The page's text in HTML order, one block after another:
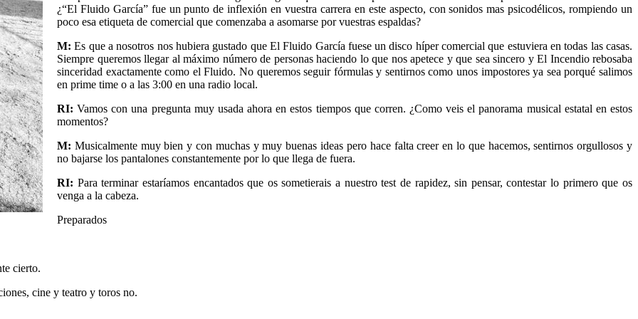
¿“El Fluido García” fue un punto de inflexión en vuestra carrera en este aspecto, con sonidos mas psicodélicos, rompiendo un
poco esa etiqueta de comercial que comenzaba a asomarse por vuestras espaldas?
M:Es que a nosotros nos hubiera gustado que El Fluido García fuese un disco híper comercial que estuviera en todas las casas.
Siempre queremos llegar al máximo número de personas haciendo lo que nos apetece y que sea sincero y El Incendio rebosaba
sinceridad exactamente como el Fluido. No queremos seguir fórmulas y sentirnos como unos impostores ya sea porqué salimos
en prime time o a las 3:00 en una radio local.
RI:Vamos con una pregunta muy usada ahora en estos tiempos que corren. ¿Como veis el panorama musical estatal en estos
momentos?
M: Musicalmente muy bien y con muchas y muy buenas ideas pero hace falta creer en lo que hacemos, sentirnos orgullosos y
no bajarse los pantalones constantemente por lo que llega de fuera.
RI: Para terminar estaríamos encantados que os sometierais a nuestro test de rapidez, sin pensar, contestar lo primero que os
venga a la cabeza.
Preparados
cierto.
cine y teatro y toros no.